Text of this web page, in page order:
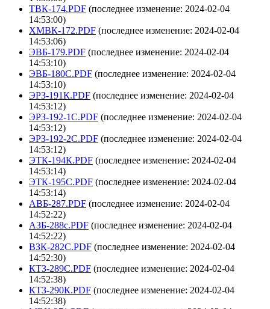
ТВК-174.PDF (последнее изменение: 2024-02-04
14:53:00)
ХМВК-172.PDF (последнее изменение: 2024-02-04
14:53:06)
ЭВБ-179.PDF (последнее изменение: 2024-02-04
14:53:10)
ЭВБ-180С.PDF (последнее изменение: 2024-02-04
14:53:10)
ЭРЗ-191К.PDF (последнее изменение: 2024-02-04
14:53:12)
ЭРЗ-192-1С.PDF (последнее изменение: 2024-02-04
14:53:12)
ЭРЗ-192-2С.PDF (последнее изменение: 2024-02-04
14:53:12)
ЭТК-194К.PDF (последнее изменение: 2024-02-04
14:53:14)
ЭТК-195С.PDF (последнее изменение: 2024-02-04
14:53:14)
АВБ-287.PDF (последнее изменение: 2024-02-04
14:52:22)
АЗБ-288с.PDF (последнее изменение: 2024-02-04
14:52:22)
ВЗК-282С.PDF (последнее изменение: 2024-02-04
14:52:30)
КТЗ-289С.PDF (последнее изменение: 2024-02-04
14:52:38)
КТЗ-290К.PDF (последнее изменение: 2024-02-04
14:52:38)